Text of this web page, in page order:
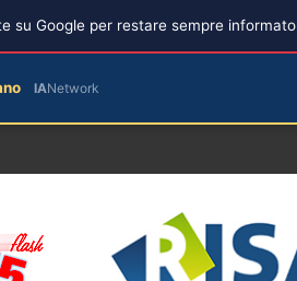
su Google per restare sempre informato
IANetwork